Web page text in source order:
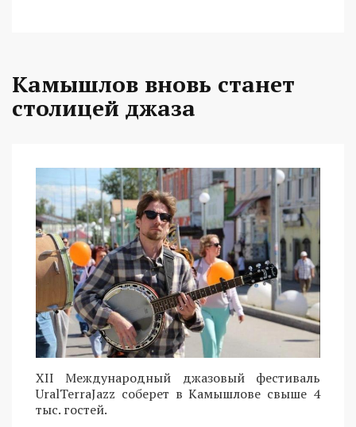
Камышлов вновь станет
столицей джаза
XII Международный джазовый фестиваль
UralTerraJazz соберет в Камышлове свыше 4
тыс. гостей.